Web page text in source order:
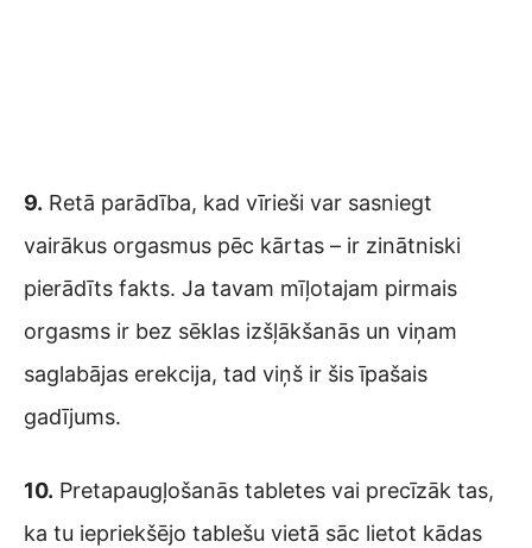
9. Retā parādība, kad vīrieši var sasniegt
vairākus orgasmus pēc kārtas – ir zinātniski
pierādīts fakts. Ja tavam mīļotajam pirmais
orgasms ir bez sēklas izšļākšanās un viņam
saglabājas erekcija, tad viņš ir šis īpašais
gadījums.
10. Pretapaugļošanās tabletes vai precīzāk tas,
ka tu iepriekšējo tablešu vietā sāc lietot kādas